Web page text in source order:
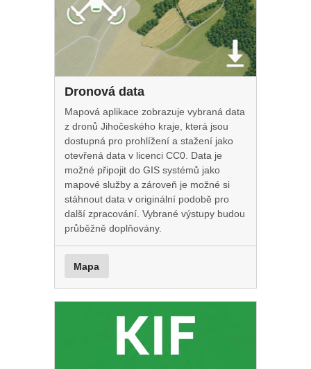
Dronová data
Mapová aplikace zobrazuje vybraná data
z dronů Jihočeského kraje, která jsou
dostupná pro prohlížení a stažení jako
otevřená data v licenci CC0. Data je
možné připojit do GIS systémů jako
mapové služby a zároveň je možné si
stáhnout data v originální podobě pro
další zpracování. Vybrané výstupy budou
průběžně doplňovány.
Mapa